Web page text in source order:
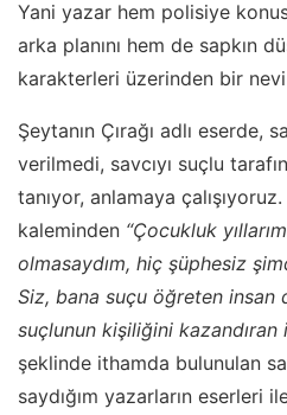
Yani yazar hem polisiye
arka planını hem de sapkın
karakterleri üzerinden bir
Şeytanın Çırağı adlı eserde,
verilmedi, savcıyı suçlu
tanıyor, anlamaya
kaleminden “Çocukluk
olmasaydım, hiç şüphesiz
Siz, bana suçu öğreten insan
suçlunun kişiliğini kazandıran
şeklinde ithamda bulunulan
saydığım yazarların eserleri